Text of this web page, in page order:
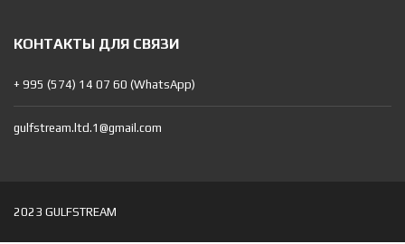
КОНТАКТЫ ДЛЯ СВЯЗИ
+ 995 (574) 14 07 60 (WhatsApp)
gulfstream.ltd.1@gmail.com
2023 GULFSTREAM